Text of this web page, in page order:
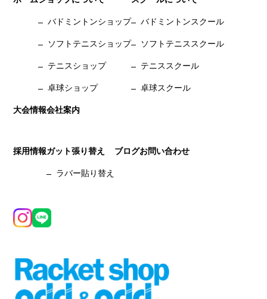
バドミントンショップ
ソフトテニスショップ
テニスショップ
卓球ショップ
バドミントンスクール
ソフトテニススクール
テニススクール
卓球スクール
大会情報会社案内
採用情報ガット張り替え
ラバー貼り替え
ブログお問い合わせ